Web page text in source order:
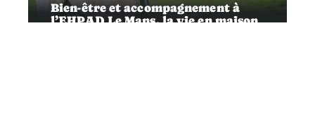
Bien-être et accompagnement à
l’EHPAD Le Mans, la vie en maison